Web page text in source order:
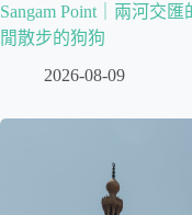
Sangam Point｜兩河交
閒散步的狗狗
2026-08-09